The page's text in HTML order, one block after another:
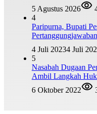
5 Agustus 2026
4
Paripurna, Bupati
4 Juli 20234 Juli
5
Nasabah Dugaan
Ambil Langkah
6 Oktober 2022